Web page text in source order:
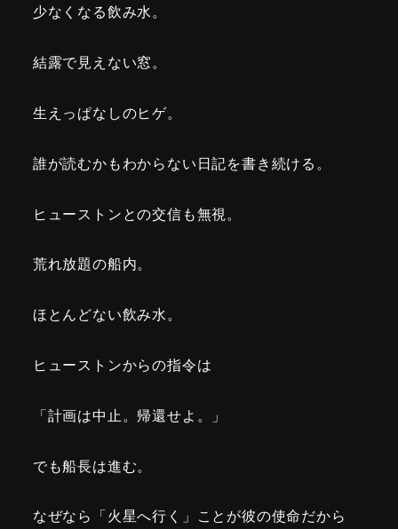
少なくなる飲み水。
結露で見えない窓。
生えっぱなしのヒゲ。
誰が読むかもわからない日記を書き続ける。
ヒューストンとの交信も無視。
荒れ放題の船内。
ほとんどない飲み水。
ヒューストンからの指令は
「計画は中止。帰還せよ。」
でも船長は進む。
なぜなら「火星へ行く」ことが彼の使命だから